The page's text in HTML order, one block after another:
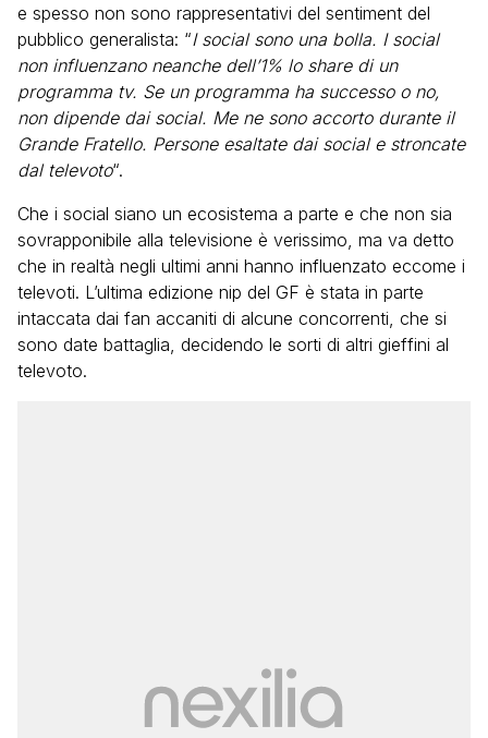
e spesso non sono rappresentativi del sentiment del
pubblico generalista: “I social sono una bolla. I social
non influenzano neanche dell’1% lo share di un
programma tv. Se un programma ha successo o no,
non dipende dai social. Me ne sono accorto durante il
Grande Fratello. Persone esaltate dai social e stroncate
dal televoto“.
Che i social siano un ecosistema a parte e che non sia
sovrapponibile alla televisione è verissimo, ma va detto
che in realtà negli ultimi anni hanno influenzato eccome i
televoti. L’ultima edizione nip del GF è stata in parte
intaccata dai fan accaniti di alcune concorrenti, che si
sono date battaglia, decidendo le sorti di altri gieffini al
televoto.